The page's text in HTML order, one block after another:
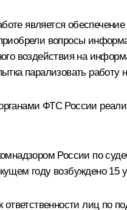
является
вопросы
воздействия на
парализовать
ФТС России
России по
году возбуждено 15
ответственности лиц по